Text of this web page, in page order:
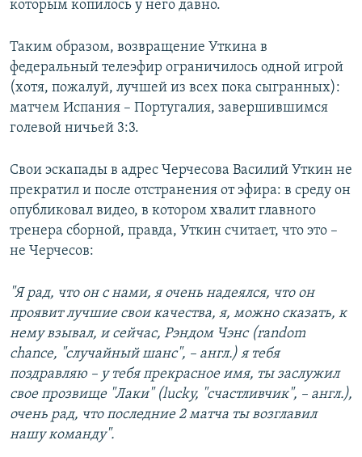
которым копилось у него давно.
Таким образом, возвращение Уткина в
федеральный телеэфир ограничилось одной игрой
(хотя, пожалуй, лучшей из всех пока сыгранных):
матчем Испания – Португалия, завершившимся
голевой ничьей 3:3.
Свои эскапады в адрес Черчесова Василий Уткин не
прекратил и после отстранения от эфира: в среду он
опубликовал видео, в котором хвалит главного
тренера сборной, правда, Уткин считает, что это –
не Черчесов:
"Я рад, что он с нами, я очень надеялся, что он
проявит лучшие свои качества, я, можно сказать, к
нему взывал, и сейчас, Рэндом Чэнс (random
chance, "случайный шанс", – англ.) я тебя
поздравляю – у тебя прекрасное имя, ты заслужил
свое прозвище "Лаки" (lucky, "счастливчик", – англ.),
очень рад, что последние 2 матча ты возглавил
нашу команду".